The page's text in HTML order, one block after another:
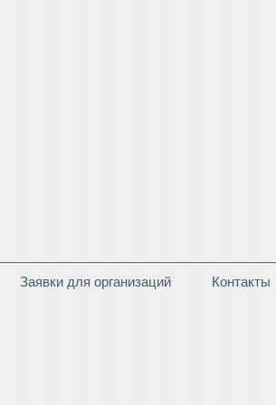
Заявки для организаций Контакты